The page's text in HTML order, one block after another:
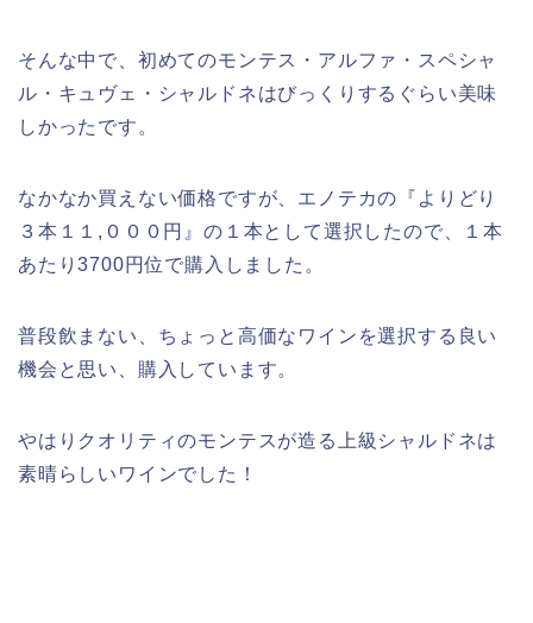
そんな中で、初めてのモンテス・アルファ・スペシャ
ル・キュヴェ・シャルドネはびっくりするぐらい美味
しかったです。
なかなか買えない価格ですが、エノテカの『よりどり
３本１１,０００円』の１本として選択したので、１本
あたり3700円位で購入しました。
普段飲まない、ちょっと高価なワインを選択する良い
機会と思い、購入しています。
やはりクオリティのモンテスが造る上級シャルドネは
素晴らしいワインでした！